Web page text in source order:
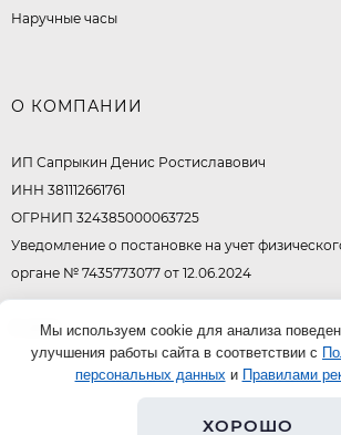
Наручные часы
О КОМПАНИИ
ИП Сапрыкин Денис Ростиславович
ИНН 381112661761
ОГРНИП 324385000063725
Уведомление о постановке на учет
органе № 7435773077 от 12.06.2024
© 2026Мы используем cookie для анализа
улучшения работы сайта в соответствии с
персональных данных и Правилами
ХОРОШО